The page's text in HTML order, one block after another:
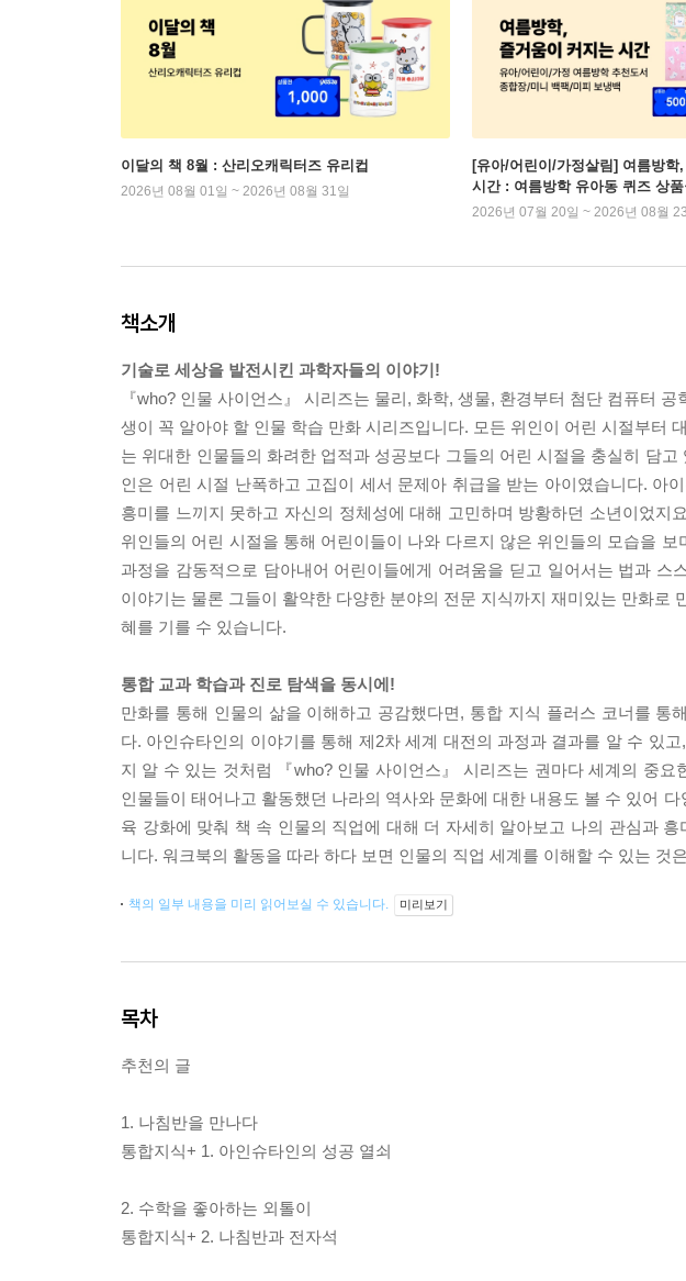
이달의 책 8월 : 산리오캐릭터즈 유리컵
2026년 08월 01일 ~ 2026년 08월 31일
[유아/어린이/가정살림] 여름방학
시간 : 여름방학 유아동 퀴즈 상품
2026년 07월 20일 ~ 2026년 08월
책소개
기술로 세상을 발전시킨 과학자들의 이야기!
『who? 인물 사이언스』 시리즈는 물리, 화학, 생물, 환경부터 첨단 컴퓨터
생이 꼭 알아야 할 인물 학습 만화 시리즈입니다. 모든 위인이 어린 시절부터
는 위대한 인물들의 화려한 업적과 성공보다 그들의 어린 시절을 충실히 담
인은 어린 시절 난폭하고 고집이 세서 문제아 취급을 받는 아이였습니다. 아
흥미를 느끼지 못하고 자신의 정체성에 대해 고민하며 방황하던 소년이었
위인들의 어린 시절을 통해 어린이들이 나와 다르지 않은 위인들의 모습을
과정을 감동적으로 담아내어 어린이들에게 어려움을 딛고 일어서는 법과
이야기는 물론 그들이 활약한 다양한 분야의 전문 지식까지 재미있는 만화로
혜를 기를 수 있습니다.
통합 교과 학습과 진로 탐색을 동시에!
만화를 통해 인물의 삶을 이해하고 공감했다면, 통합 지식 플러스 코너를
다. 아인슈타인의 이야기를 통해 제2차 세계 대전의 과정과 결과를 알 수 있
지 알 수 있는 것처럼 『who? 인물 사이언스』 시리즈는 권마다 세계의 중
인물들이 태어나고 활동했던 나라의 역사와 문화에 대한 내용도 볼 수 있어
육 강화에 맞춰 책 속 인물의 직업에 대해 더 자세히 알아보고 나의 관심과
니다. 워크북의 활동을 따라 하다 보면 인물의 직업 세계를 이해할 수 있는 것
책의 일부 내용을 미리 읽어보실 수 있습니다. 미리보기
목차
추천의 글
1. 나침반을 만나다
통합지식+ 1. 아인슈타인의 성공 열쇠
2. 수학을 좋아하는 외톨이
통합지식+ 2. 나침반과 전자석